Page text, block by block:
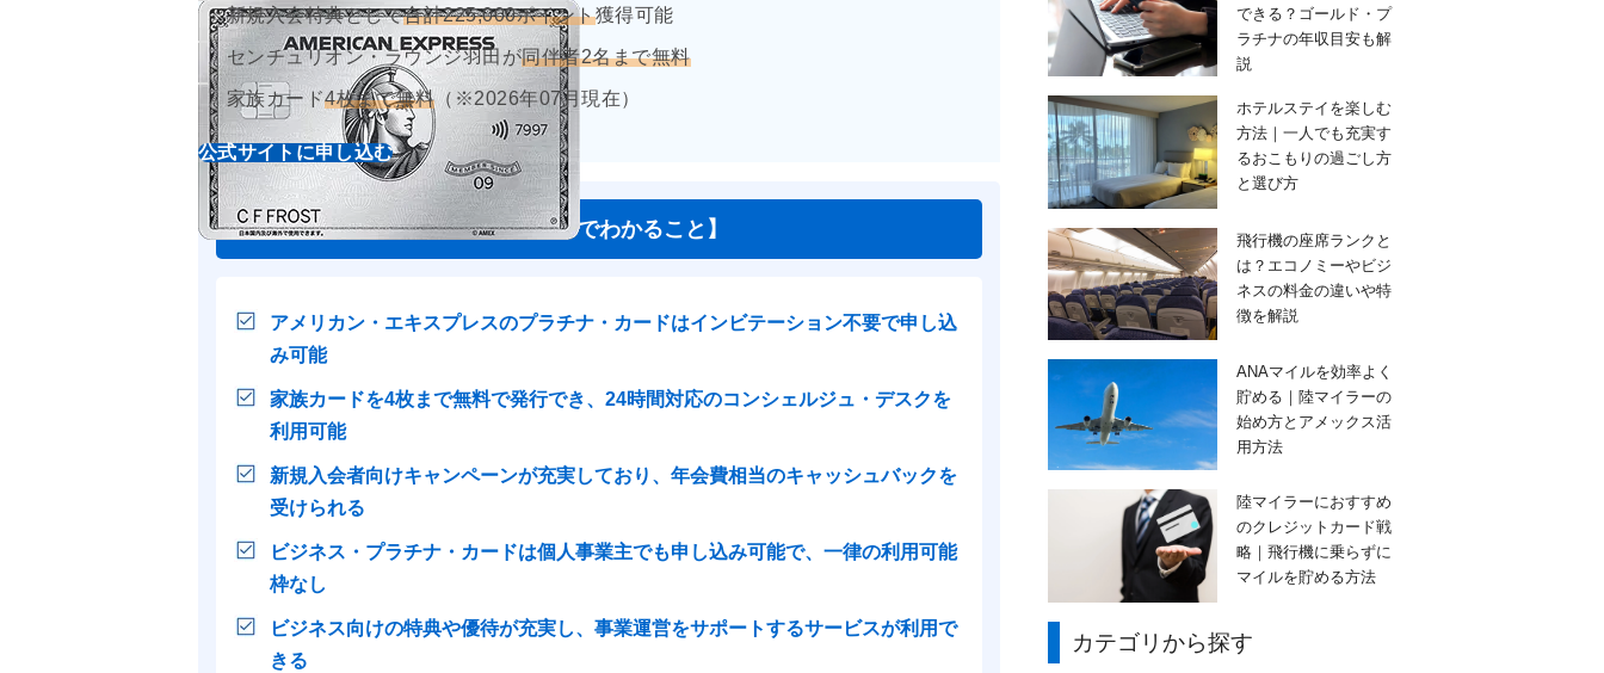
新規入会特典として合計225,000ポイント獲得可能
センチュリオン・ラウンジ羽田が同伴者2名まで無料
家族カード4枚まで無料（※2026年07月現在）
公式サイトに申し込む
【この記事でわかること】
アメリカン・エキスプレスのプラチナ・カードはインビテーション不要で申し込
み可能
家族カードを4枚まで無料で発行でき、24時間対応のコンシェルジュ・デスクを
利用可能
新規入会者向けキャンペーンが充実しており、年会費相当のキャッシュバックを
受けられる
ビジネス・プラチナ・カードは個人事業主でも申し込み可能で、一律の利用可能
枠なし
ビジネス向けの特典や優待が充実し、事業運営をサポートするサービスが利用で
きる
できる？ゴールド・プ
ラチナの年収目安も解
説
ホテルステイを楽しむ
方法｜一人でも充実す
るおこもりの過ごし方
と選び方
飛行機の座席ランクと
は？エコノミーやビジ
ネスの料金の違いや特
徴を解説
ANAマイルを効率よく
貯める｜陸マイラーの
始め方とアメックス活
用方法
陸マイラーにおすすめ
のクレジットカード戦
略｜飛行機に乗らずに
マイルを貯める方法
カテゴリから探す